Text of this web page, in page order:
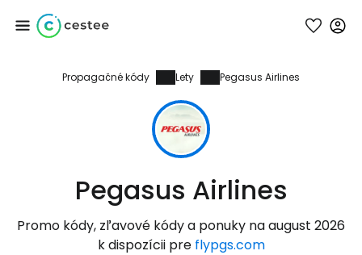
Propagačné kódy Lety Pegasus Airlines
Pegasus Airlines
Promo kódy, zľavové kódy a ponuky na august 2026
k dispozícii pre flypgs.com
Prihláste sa do
služby Cestee
... celosvetovej komunity cestovateľov
Pokračovať so službou Google